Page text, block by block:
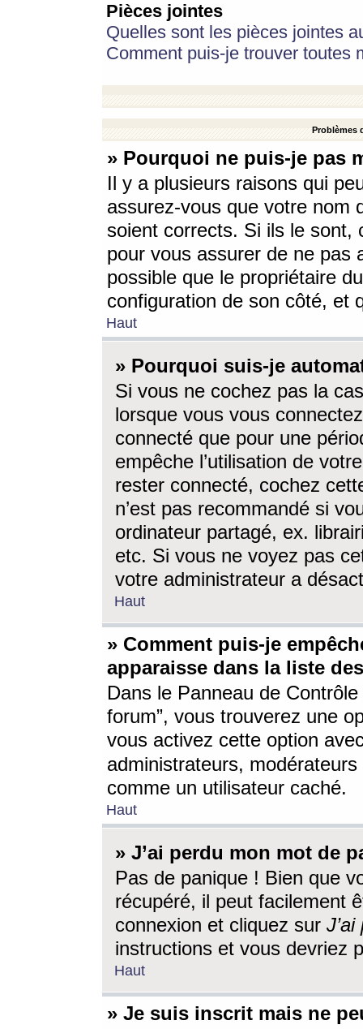
Pièces jointes
Quelles sont les pièces jointes
Comment puis-je trouver toutes
Problèmes
» Pourquoi ne puis-je pas
Il y a plusieurs raisons qui
assurez-vous que votre nom
soient corrects. Si ils le sont,
pour vous assurer de ne pas
possible que le propriétaire
configuration de son côté, et
Haut
» Pourquoi suis-je
Si vous ne cochez pas la
lorsque vous vous
connecté que pour une
empêche l’utilisation de
rester connecté, cochez
n’est pas recommandé si
ordinateur partagé, ex.
etc. Si vous ne voyez pas
votre administrateur a
Haut
» Comment puis-je
apparaisse dans la liste
Dans le Panneau de
forum”, vous trouverez une
vous activez cette option
administrateurs,
comme un utilisateur caché.
Haut
» J’ai perdu mon mot de
Pas de panique ! Bien que
récupéré, il peut facilement
connexion et cliquez sur
instructions et vous devriez
Haut
» Je suis inscrit mais ne